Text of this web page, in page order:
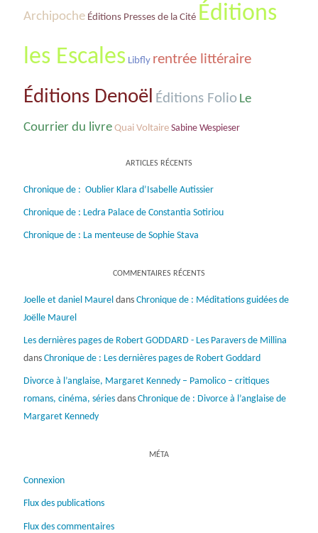
Archipoche Éditions Presses de la Cité Éditions
les Escales Libfly rentrée littéraire
Éditions Denoël Éditions Folio Le
Courrier du livre Quai Voltaire Sabine Wespieser
ARTICLES RÉCENTS
Chronique de : Oublier Klara d’Isabelle Autissier
Chronique de : Ledra Palace de Constantia Sotiriou
Chronique de : La menteuse de Sophie Stava
COMMENTAIRES RÉCENTS
Joelle et daniel Maurel dans Chronique de : Méditations guidées de
Joëlle Maurel
Les dernières pages de Robert GODDARD - Les Paravers de Millina
dans Chronique de : Les dernières pages de Robert Goddard
Divorce à l’anglaise, Margaret Kennedy – Pamolico – critiques
romans, cinéma, sériesdans Chronique de : Divorce à l’anglaise de
Margaret Kennedy
MÉTA
Connexion
Flux des publications
Flux des commentaires